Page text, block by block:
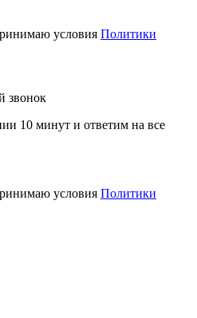
условия Политики
звонок
10 минут и ответим на все
условия Политики